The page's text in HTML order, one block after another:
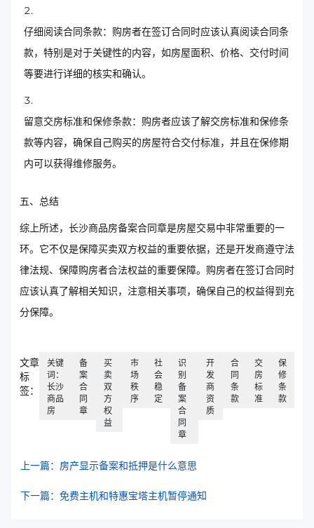
仔细阅读合同条款：购房者在签订合同时应该认真阅读合同条
款，特别是对于关键性的内容，如房屋面积、价格、交付时间
等要进行详细的核实和确认。
留意交房标准和保修条款：购房者应该了解交房标准和保修条
款等内容，确保自己购买的房屋符合交付标准，并且在保修期
内可以获得维修服务。
五、总结
综上所述，长沙商品房备案合同章是房屋交易中非常重要的一
环。它不仅是保障买卖双方权益的重要依据，还是开发商遵守法
律法规、保障购房者合法权益的重要保障。购房者在签订合同时
应该认真了解相关知识，注意相关事项，确保自己的权益得到充
分保障。
文章
标
签：
关键
词：
长沙
商品
房
备
案
合
同
章
买
卖
双
方
权
益
市
场
秩
序
社
会
稳
定
识
别
备
案
合
同
章
开
发
商
资
质
合
同
条
款
交
房
标
准
保
修
条
款
上一篇：房产显示备案和抵押是什么意思
下一篇：免费主机和特惠宝塔主机暂停通知